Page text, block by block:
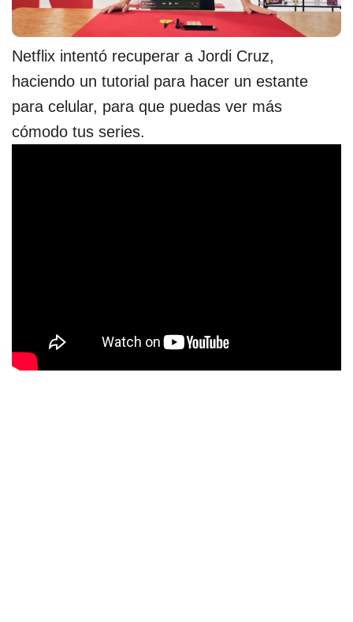
Netflix intentó recuperar a Jordi Cruz,
haciendo un tutorial para hacer un estante
para celular, para que puedas ver más
cómodo tus series.